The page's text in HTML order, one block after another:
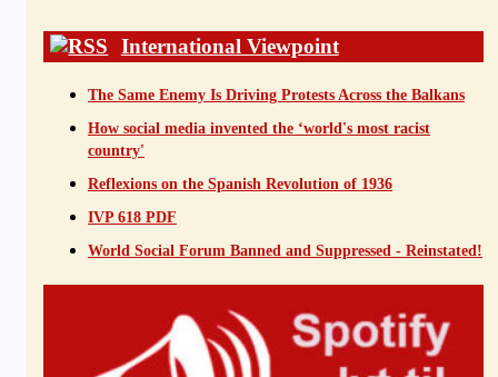
International Viewpoint
The Same Enemy Is Driving Protests Across the Balkans
How social media invented the ‘world's most racist
country'
Reflexions on the Spanish Revolution of 1936
IVP 618 PDF
World Social Forum Banned and Suppressed - Reinstated!